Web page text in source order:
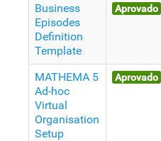
Business
Episodes
Definition
Template
Aprovado
MATHEMA 5
Ad-hoc
Virtual
Organisation
Setup
Aprovado